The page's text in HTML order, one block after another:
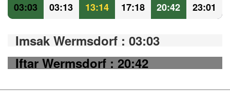
03:03 03:13 13:14 17:18 20:42 23:01
Imsak Wermsdorf : 03:03
Iftar Wermsdorf : 20:42